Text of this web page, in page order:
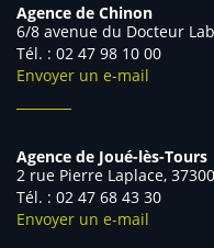
Agence de Chinon
6/8 avenue du Docteur
Tél. : 02 47 98 10 00
Envoyer un e-mail
Agence de Joué-lès-Tours
2 rue Pierre Laplace,
Tél. : 02 47 68 43 30
Envoyer un e-mail